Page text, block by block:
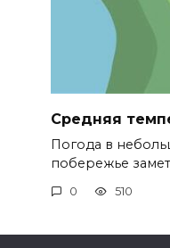
Средняя
Погода в
побережье
0 510